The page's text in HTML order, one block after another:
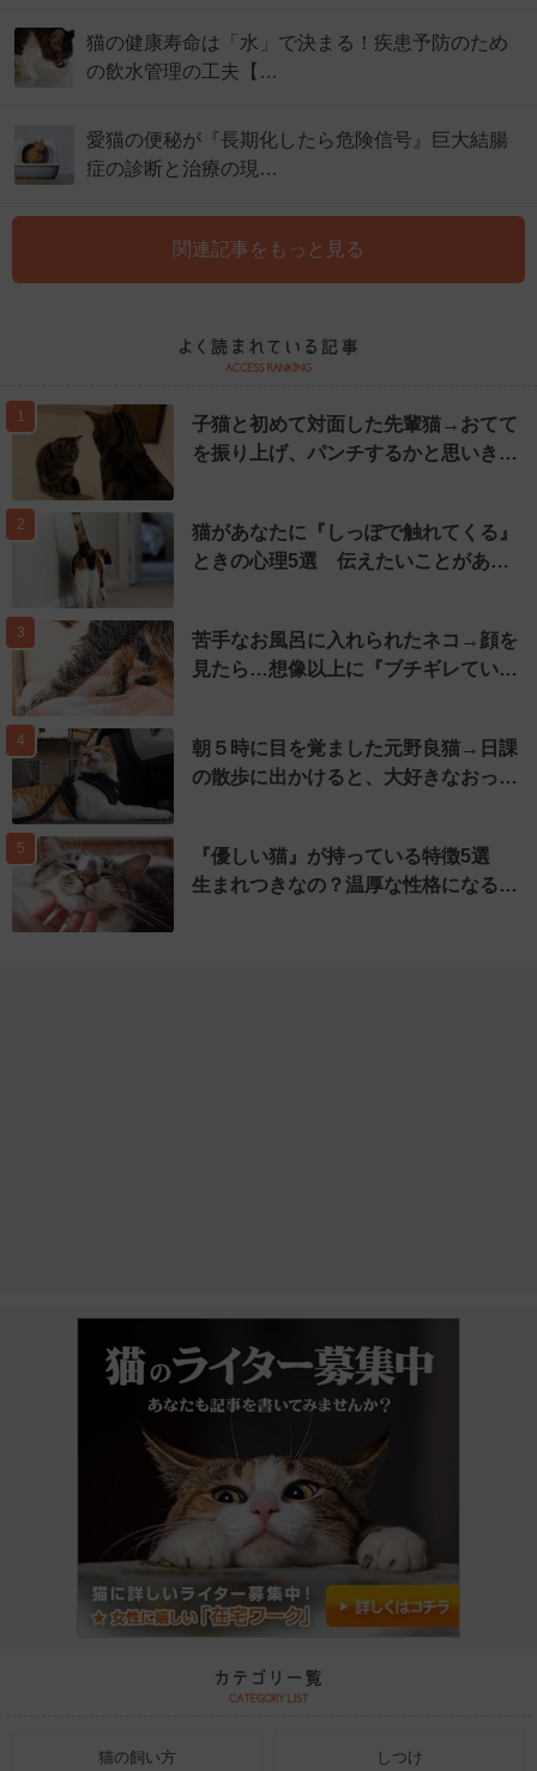
猫の健康寿命は「水」で決まる！疾患予防のため
の飲水管理の工夫【…
愛猫の便秘が『長期化したら危険信号』巨大結腸
症の診断と治療の現…
関連記事をもっと見る
1
子猫と初めて対面した先輩猫→おてて
を振り上げ、パンチするかと思いき…
2
猫があなたに『しっぽで触れてくる』
ときの心理5選 伝えたいことがあ…
3
苦手なお風呂に入れられたネコ→顔を
見たら…想像以上に『ブチギレてい…
4
朝５時に目を覚ました元野良猫→日課
の散歩に出かけると、大好きなおっ…
5
『優しい猫』が持っている特徴5選
生まれつきなの？温厚な性格になる…
猫の飼い方 しつけ